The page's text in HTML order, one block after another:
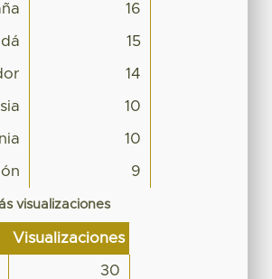
16
15
14
10
10
9
visualizaciones
Visualizaciones
30